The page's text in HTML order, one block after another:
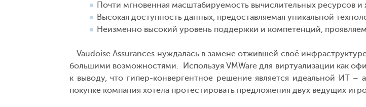
Почти мгновенная масштабируемость вычислительных ресурсов
Высокая доступность данных, предоставляемая уникальной
Неизменно высокий уровень поддержки и компетенций,
Vaudoise Assurances нуждалась в замене отжившей своё
большими возможностями. Используя VMWare для виртуализации как
к выводу, что гипер-конвергентное решение является идеальной ИТ
покупке компания хотела протестировать предложения двух ведущих